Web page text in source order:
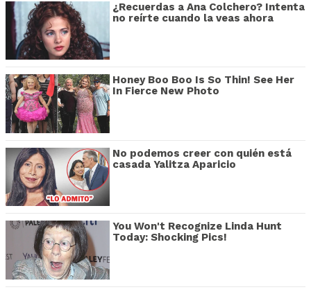
¿Recuerdas a Ana Colchero? Intenta
no reírte cuando la veas ahora
Honey Boo Boo Is So Thin! See Her
In Fierce New Photo
No podemos creer con quién está
casada Yalitza Aparicio
You Won't Recognize Linda Hunt
Today: Shocking Pics!